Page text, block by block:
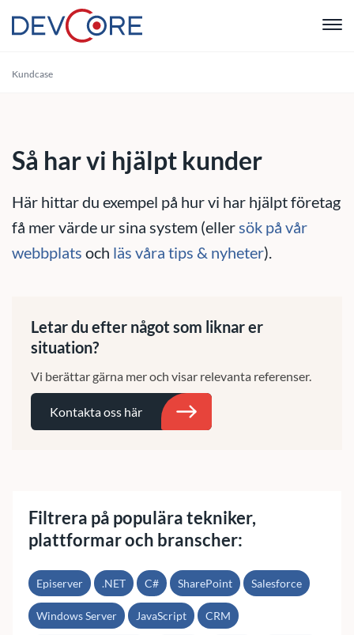
"Kundcase
Så har vi hjälpt kunder
Här hittar du exempel på hur vi har hjälpt företag
få mer värde ur sina system (ellersök på vår
webbplats och läs våra tips & nyheter).
Letar du efter något som liknar er
situation?
Vi berättar gärna mer och visar relevanta referenser.
Kontakta oss här
Filtrera på populära tekniker,
plattformar och branscher:
Episerver .NET C# SharePoint Salesforce
Windows Server JavaScript CRM